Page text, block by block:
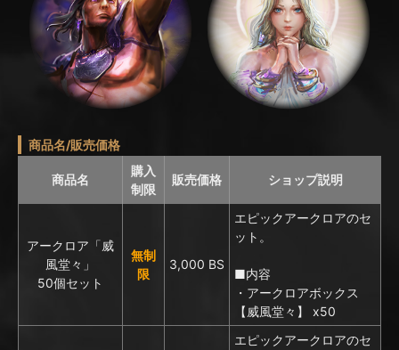
商品名/販売価格
商品名
購入
制限
販売価格 ショップ説明
アークロア「威
風堂々」
50個セット
無制
限
3,000 BS
エピックアークロアのセ
ット。
■内容
・アークロアボックス
【威風堂々】 x50
エピックアークロアのセ